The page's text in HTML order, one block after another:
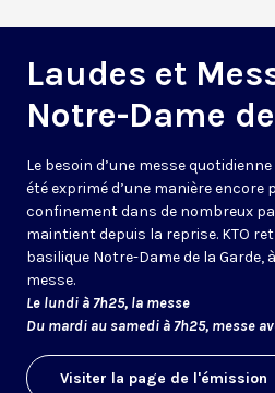
Laudes et
Notre-Dame
Le besoin d’une messe
été exprimé d’une manière
confinement dans de nombreux
maintient depuis la reprise. KTO
basilique Notre-Dame de la Garde,
messe.
Le lundi à 7h25, la messe
Du mardi au samedi à 7h25, messe
Visiter la page de l'émission